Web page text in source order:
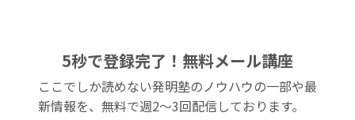
5秒で登録完了！無料メール講座
ここでしか読めない発明塾のノウハウの一部や最
新情報を、無料で週2〜3回配信しております。